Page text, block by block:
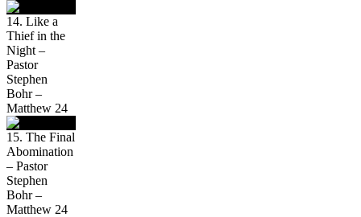
14. Like a
Thief in the
Night –
Pastor
Stephen
Bohr –
Matthew 24
15. The Final
Abomination
– Pastor
Stephen
Bohr –
Matthew 24